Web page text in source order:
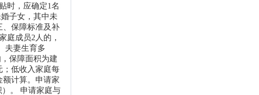
时，应确定1名
子女，其中未
、保障标准及补
庭成员2人的，
夫妻生育多
保障面积为建
；低收入家庭每
额计算。申请家
。 申请家庭与